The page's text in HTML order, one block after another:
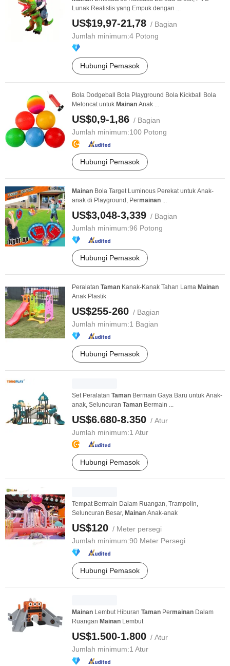
Lunak Realistis yang Empuk dengan ...
US$19,97-21,78 / Bagian
Jumlah minimum:4 Potong
Hubungi Pemasok
Bola Dodgeball Bola Playground Bola Kickball Bola
Meloncat untuk Mainan Anak ...
US$0,9-1,86 / Bagian
Jumlah minimum:100 Potong
Hubungi Pemasok
Mainan Bola Target Luminous Perekat untuk Anak-
anak di Playground, Permainan ...
US$3,048-3,339 / Bagian
Jumlah minimum:96 Potong
Hubungi Pemasok
Peralatan Taman Kanak-Kanak Tahan Lama Mainan
Anak Plastik
US$255-260 / Bagian
Jumlah minimum:1 Bagian
Hubungi Pemasok
Set Peralatan Taman Bermain Gaya Baru untuk Anak-
anak, Seluncuran Taman Bermain ...
US$6.680-8.350 / Atur
Jumlah minimum:1 Atur
Hubungi Pemasok
Tempat Bermain Dalam Ruangan, Trampolin,
Seluncuran Besar, Mainan Anak-anak
US$120 / Meter persegi
Jumlah minimum:90 Meter Persegi
Hubungi Pemasok
Mainan Lembut Hiburan Taman Permainan Dalam
Ruangan Mainan Lembut
US$1.500-1.800 / Atur
Jumlah minimum:1 Atur